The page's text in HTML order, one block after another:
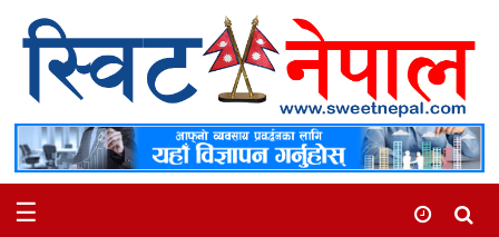
समाचार
स्थानीय
मनोरञ्जन
☰